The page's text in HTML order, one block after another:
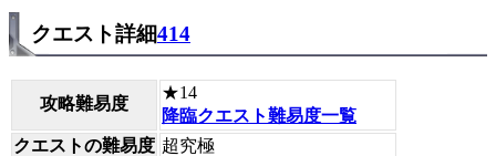
クエスト詳細414
攻略難易度
★14
降臨クエスト難易度一覧
クエストの難易度 超究極